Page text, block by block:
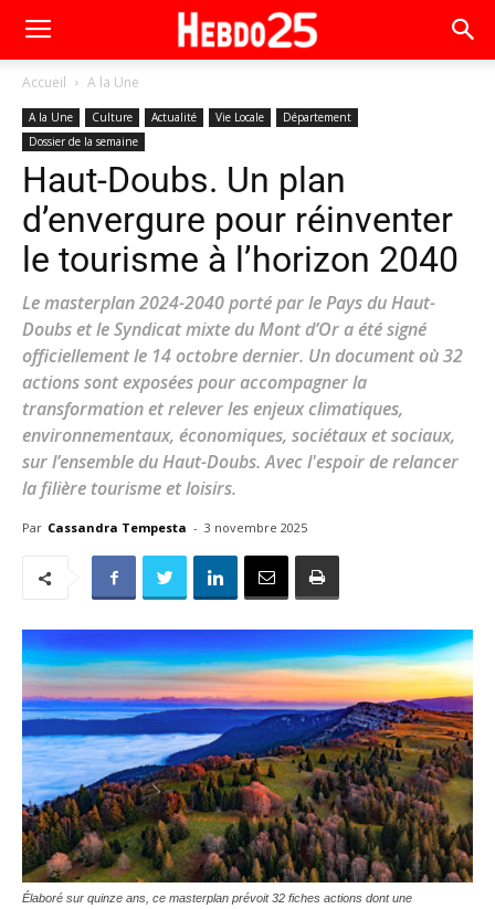
Accueil A la Une
A la Une Culture Actualité Vie Locale
Département
Dossier de la semaine
Haut-Doubs. Un plan
d’envergure pour réinventer
le tourisme à l’horizon 2040
Le masterplan 2024-2040 porté par le Pays du Haut-
Doubs et le Syndicat mixte du Mont d’Or a été signé
officiellement le 14 octobre dernier. Un document où 32
actions sont exposées pour accompagner la
transformation et relever les enjeux climatiques,
environnementaux, économiques, sociétaux et sociaux,
sur l’ensemble du Haut-Doubs. Avec l'espoir de relancer
la filière tourisme et loisirs.
Par Cassandra Tempesta - 3 novembre 2025
Élaboré sur quinze ans, ce masterplan prévoit 32 fiches actions dont une